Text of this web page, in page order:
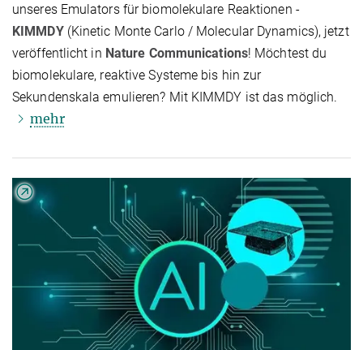
unseres Emulators für biomolekulare Reaktionen -
KIMMDY(Kinetic Monte Carlo / Molecular Dynamics), jetzt
veröffentlicht in Nature Communications! Möchtest du
biomolekulare, reaktive Systeme bis hin zur
Sekundenskala emulieren? Mit KIMMDY ist das möglich.
mehr